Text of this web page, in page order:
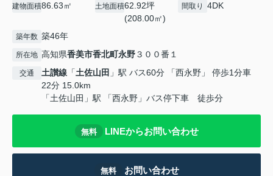
建物面積86.63㎡ 土地面積62.92坪
(208.00㎡)
間取り 4DK
築年数 築46年
所在地 高知県香美市香北町永野３００番１
交通 土讃線 「土佐山田 」駅 バス60分 「西永野」 停歩1分車
22分 15.0km
「土佐山田」駅 「西永野」バス停下車 徒歩分
無料 LINEからお問い合わせ
無料 お問い合わせ